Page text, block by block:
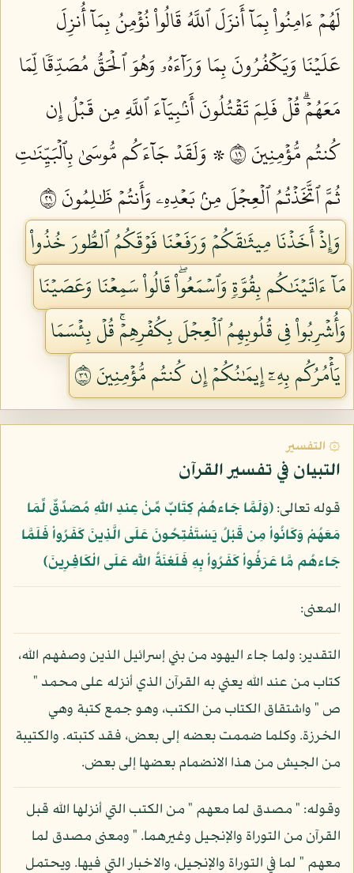
لَهُمۡ ءَامِنُواْ بِمَآ أَنزَلَ ٱللَّهُ قَالُواْ نُؤۡمِنُ بِمَآ أُنزِلَ
عَلَيۡنَا وَيَكۡفُرُونَ بِمَا وَرَآءَهُۥ وَهُوَ ٱلۡحَقُّ مُصَدِّقٗا لِّمَا
مَعَهُمۡۗ قُلۡ فَلِمَ تَقۡتُلُونَ أَنۢبِيَآءَ ٱللَّهِ مِن قَبۡلُ إِن
كُنتُم مُّؤۡمِنِينَ ٩١
۞ وَلَقَدۡ جَآءَكُم مُّوسَىٰ بِٱلۡبَيِّنَٰتِ
ثُمَّ ٱتَّخَذۡتُمُ ٱلۡعِجۡلَ مِنۢ بَعۡدِهِۦ وَأَنتُمۡ ظَٰلِمُونَ ٩٢
وَإِذۡ أَخَذۡنَا مِيثَٰقَكُمۡ وَرَفَعۡنَا فَوۡقَكُمُ ٱلطُّورَ خُذُواْ
مَآ ءَاتَيۡنَٰكُم بِقُوَّةٖ وَٱسۡمَعُواْۖ قَالُواْ سَمِعۡنَا وَعَصَيۡنَا
وَأُشۡرِبُواْ فِي قُلُوبِهِمُ ٱلۡعِجۡلَ بِكُفۡرِهِمۡۚ قُلۡ بِئۡسَمَا
يَأۡمُرُكُم بِهِۦٓ إِيمَٰنُكُمۡ إِن كُنتُم مُّؤۡمِنِينَ ٩٣
۞ التفسير
التبيان في تفسير القرآن
قوله تعالى:﴿وَلَمَّا جَاءهُمْ كِتَابٌ مِّنْ عِندِ اللّهِ مُصَدِّقٌ لِّمَا
مَعَهُمْ وَكَانُواْ مِن قَبْلُ يَسْتَفْتِحُونَ عَلَى الَّذِينَ كَفَرُواْ فَلَمَّا
جَاءهُم مَّا عَرَفُواْ كَفَرُواْ بِهِ فَلَعْنَةُ اللَّه عَلَى الْكَافِرِينَ﴾
المعنى:
التقدير: ولما جاء اليهود من بني إسرائيل الذين وصفهم الله،
كتاب من عند الله يعني به القرآن الذي أنزله على محمد "
ص " واشتقاق الكتاب من الكتب، وهو جمع كتبة وهي
الخرزة. وكلما ضممت بعضه إلى بعض، فقد كتبته. والكتيبة
من الجيش من هذا الانضمام بعضها إلى بعض.
وقوله: " مصدق لما معهم " من الكتب التي أنزلها الله قبل
القرآن من التوراة والإنجيل وغيرهما. " ومعنى مصدق لما
معهم " لما في التوراة والإنجيل، والاخبار التي فيها. ويحتمل